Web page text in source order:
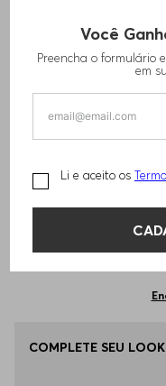
Você
Preencha o formulário
em
Li e aceito os
CAMISA POLO
TAMANHO -P - S
Qual o seu Tamanho?
M - M
COMPLETE SEU LOOK